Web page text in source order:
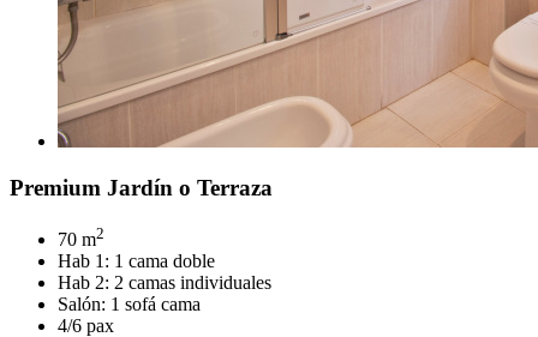
Premium Jardín o Terraza
70 m2
Hab 1: 1 cama doble
Hab 2: 2 camas individuales
Salón: 1 sofá cama
4/6 pax